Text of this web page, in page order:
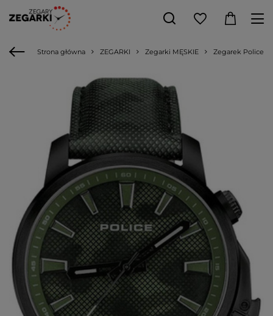
Strona główna ZEGARKI Zegarki MĘSKIE Zegarek Police